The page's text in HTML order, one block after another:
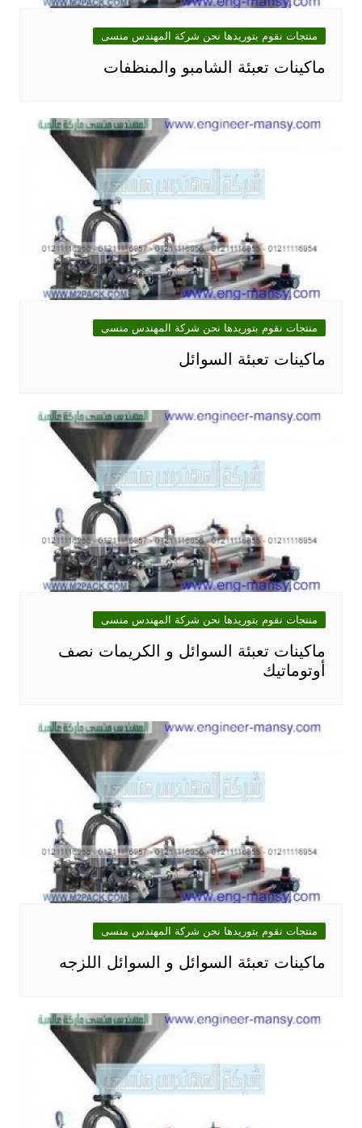
منتجات نقوم بتوريدها نحن شركة المهندس منسى
ماكينات تعبئة الشامبو والمنظفات
منتجات نقوم بتوريدها نحن شركة المهندس منسى
ماكينات تعبئة السوائل
منتجات نقوم بتوريدها نحن شركة المهندس منسى
ماكينات تعبئة السوائل و الكريمات نصف
أوتوماتيك
منتجات نقوم بتوريدها نحن شركة المهندس منسى
ماكينات تعبئة السوائل و السوائل اللزجه